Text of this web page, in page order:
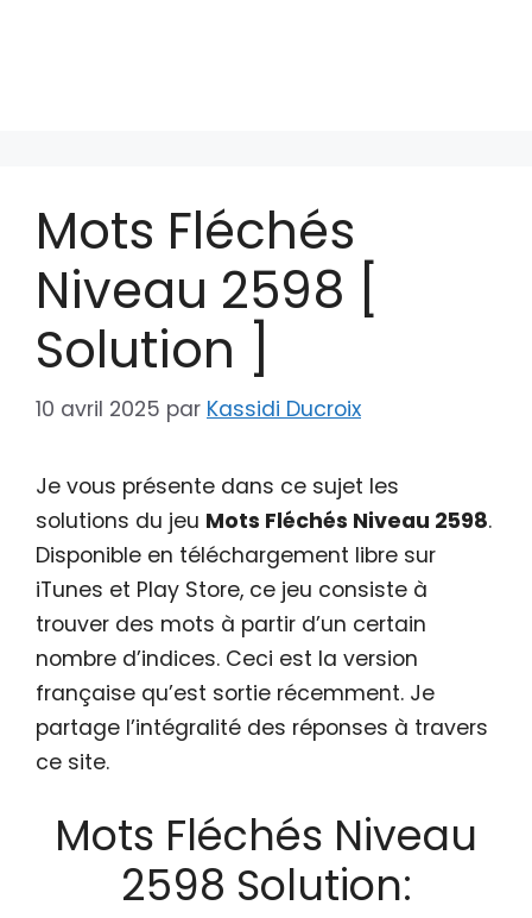
Mots Fléchés
Niveau 2598 [
Solution ]
10 avril 2025 par Kassidi Ducroix
Je vous présente dans ce sujet les
solutions du jeu Mots Fléchés Niveau 2598.
Disponible en téléchargement libre sur
iTunes et Play Store, ce jeu consiste à
trouver des mots à partir d’un certain
nombre d’indices. Ceci est la version
française qu’est sortie récemment. Je
partage l’intégralité des réponses à travers
ce site.
Mots Fléchés Niveau
2598 Solution: